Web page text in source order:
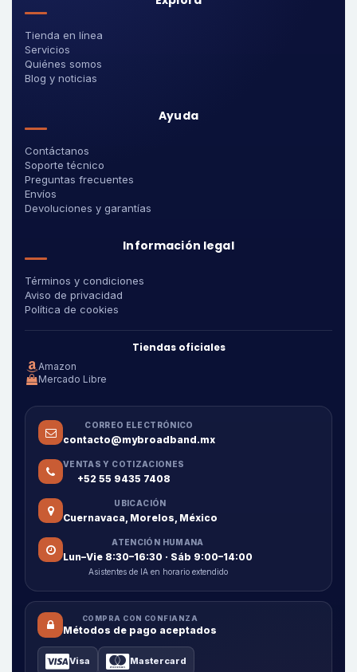
Tienda en línea
Servicios
Quiénes somos
Blog y noticias
Ayuda
Contáctanos
Soporte técnico
Preguntas frecuentes
Envíos
Devoluciones y garantías
Información legal
Términos y condiciones
Aviso de privacidad
Política de cookies
Tiendas oficiales
Amazon
Mercado Libre
CORREO ELECTRÓNICO
contacto@mybroadband.mx
VENTAS Y COTIZACIONES
+52 55 9435 7408
UBICACIÓN
Cuernavaca, Morelos, México
ATENCIÓN HUMANA
Lun–Vie 8:30–16:30 · Sáb 9:00–14:00
Asistentes de IA en horario extendido
COMPRA CON CONFIANZA
Métodos de pago aceptados
Visa Mastercard